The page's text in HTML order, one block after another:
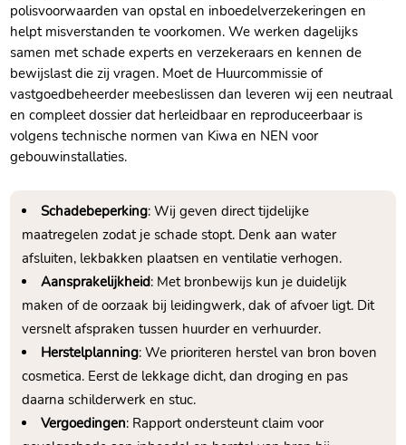
polisvoorwaarden van opstal en inboedelverzekeringen en
helpt misverstanden te voorkomen.​ We werken dagelijks
samen met schade experts en verzekeraars en kennen de
bewijslast die zij vragen.​ Moet de Huurcommissie of
vastgoedbeheerder meebeslissen dan leveren wij een neutraal
en compleet dossier dat herleidbaar en reproduceerbaar is
volgens technische normen van Kiwa en NEN voor
gebouwinstallaties.​
Schadebeperking: Wij geven direct tijdelijke
maatregelen zodat je schade stopt.​ Denk aan water
afsluiten, lekbakken plaatsen en ventilatie verhogen.​
Aansprakelijkheid: Met bronbewijs kun je duidelijk
maken of de oorzaak bij leidingwerk, dak of afvoer ligt.​ Dit
versnelt afspraken tussen huurder en verhuurder.​
Herstelplanning: We prioriteren herstel van bron boven
cosmetica.​ Eerst de lekkage dicht, dan droging en pas
daarna schilderwerk en stuc.​
Vergoedingen: Rapport ondersteunt claim voor